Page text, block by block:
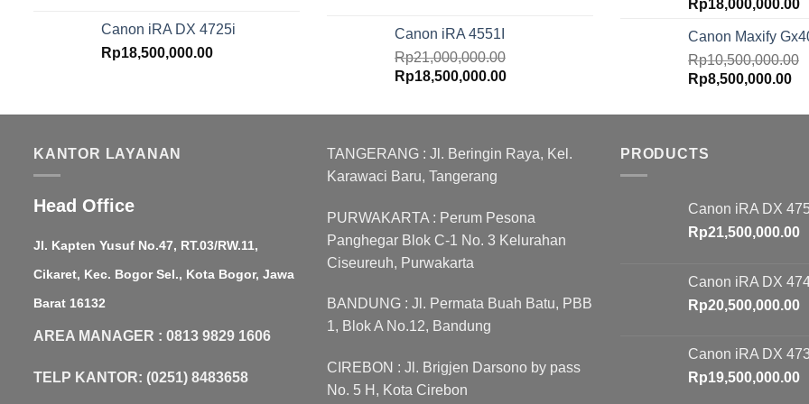
Canon iRA DX 4725i
Rp18,500,000.00
Canon iRA 4551I
Rp21,000,000.00
Original
was:
Rp18,500,000.00Current
is:
was:
Rp20,000,000.00.
Rp18,000,000.00
Canon Maxify
Rp10,500,000.00
Original
was:
Rp8,500,000.00
is:
KANTOR LAYANAN
Head Office
Jl. Kapten Yusuf No.47, RT.03/RW.11,
Cikaret, Kec. Bogor Sel., Kota Bogor, Jawa
Barat 16132
AREA MANAGER : 0813 9829 1606
TELP KANTOR: (0251) 8483658
TANGERANG : Jl. Beringin Raya, Kel.
Karawaci Baru, Tangerang
PURWAKARTA : Perum Pesona
Panghegar Blok C-1 No. 3 Kelurahan
Ciseureuh, Purwakarta
BANDUNG : Jl. Permata Buah Batu, PBB
1, Blok A No.12, Bandung
CIREBON : Jl. Brigjen Darsono by pass
No. 5 H, Kota Cirebon
PRODUCTS
Canon iRA DX
Rp21,500,000.00
Canon iRA DX
Rp20,500,000.00
Canon iRA DX
Rp19,500,000.00